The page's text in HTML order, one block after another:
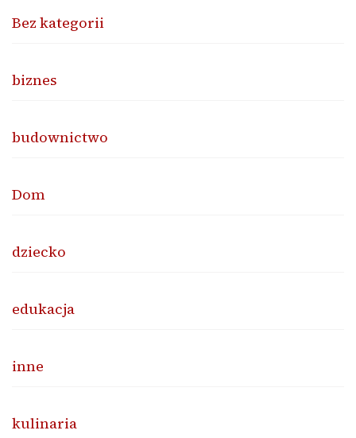
Bez kategorii
biznes
budownictwo
Dom
dziecko
edukacja
inne
kulinaria